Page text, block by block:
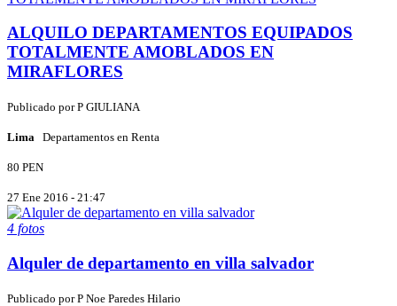
ALQUILO DEPARTAMENTOS EQUIPADOS
TOTALMENTE AMOBLADOS EN
MIRAFLORES
Publicado porP GIULIANA
Lima Departamentos en Renta
80 PEN
27 Ene 2016 - 21:47
4 fotos
Alquler de departamento en villa salvador
Publicado porP Noe Paredes Hilario